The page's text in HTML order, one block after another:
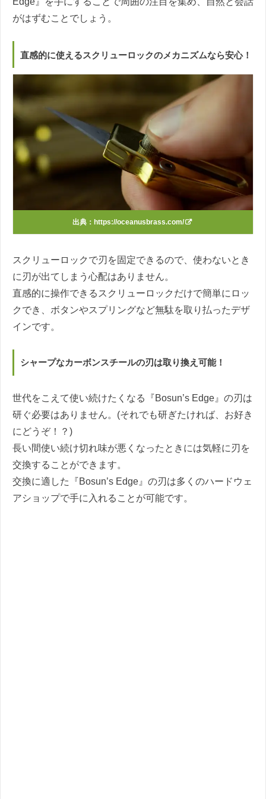
がはずむことでしょう。
直感的に使えるスクリューロックのメカニズムなら安心！
出典： https://oceanusbrass.com/
スクリューロックで刃を固定できるので、使わないとき
に刃が出てしまう心配はありません。
直感的に操作できるスクリューロックだけで簡単にロッ
クでき、ボタンやスプリングなど無駄を取り払ったデザ
インです。
シャープなカーボンスチールの刃は取り換え可能！
世代をこえて使い続けたくなる『Bosun’s Edge』の刃は
研ぐ必要はありません。(それでも研ぎたければ、お好き
にどうぞ！？)
長い間使い続け切れ味が悪くなったときには気軽に刃を
交換することができます。
交換に適した『Bosun’s Edge』の刃は多くのハードウェ
アショップで手に入れることが可能です。